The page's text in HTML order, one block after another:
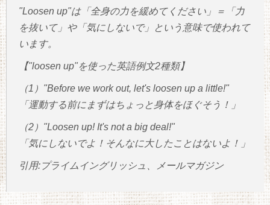
"Loosen up"は「全身の力を緩めてください」＝「力
を抜いて」や「気にしないで」という意味で使われて
います。
【"loosen up"を使った英語例文2種類】
（1）"Before we work out, let's loosen up a little!"
「運動する前にまずはちょっと身体をほぐそう！」
（2）"Loosen up! It's not a big deal!"
「気にしないでよ！そんなに大したことはないよ！」
引用:プライムイングリッシュ、メールマガジン